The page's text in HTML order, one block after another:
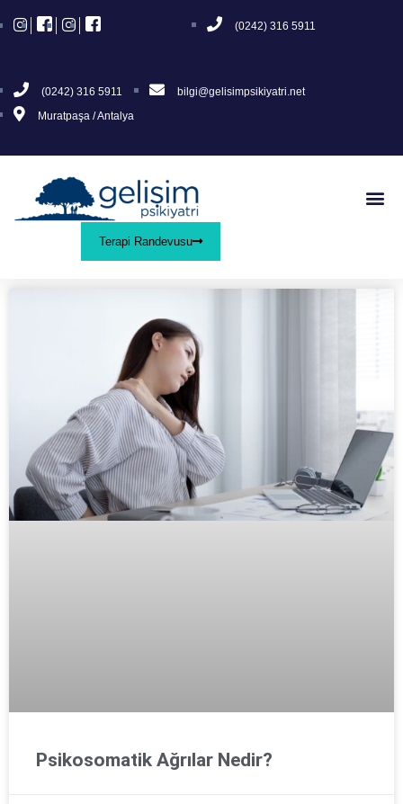
(0242) 316 5911
bilgi@gelisimpsikiyatri.net
Muratpaşa / Antalya
(0242) 316 5911
Terapi Randevusu
Psikosomatik Ağrılar Nedir?